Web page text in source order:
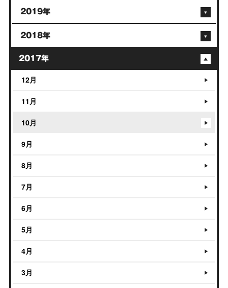
2019年
2018年
2017年
12月
11月
10月
9月
8月
7月
6月
5月
4月
3月